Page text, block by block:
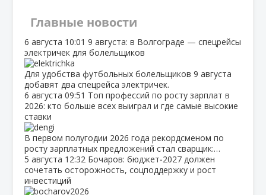
Главные новости
6 августа 10:01 9 августа: в Волгограде — спецрейсы
электричек для болельщиков
Для удобства футбольных болельщиков 9 августа
добавят два спецрейса электричек.
6 августа 09:51 Топ профессий по росту зарплат в
2026: кто больше всех выиграл и где самые высокие
ставки
В первом полугодии 2026 года рекордсменом по
росту зарплатных предложений стал сварщик:…
5 августа 12:32 Бочаров: бюджет‑2027 должен
сочетать осторожность, соцподдержку и рост
инвестиций